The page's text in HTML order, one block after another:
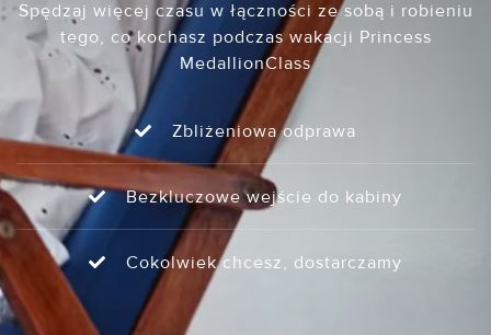
Spędzaj więcej czasu w łączności ze sobą i robieniu
tego, co kochasz podczas wakacji Princess
MedallionClass
Zbliżeniowa odprawa
Bezkluczowe wejście do kabiny
Cokolwiek chcesz, dostarczamy